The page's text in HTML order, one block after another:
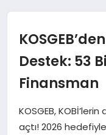
EKONOMI
SPOR
Destek: 53
Finansman
KOSGEB,
açtı! 2026